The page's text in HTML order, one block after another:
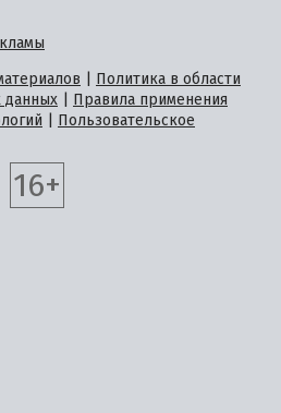
Политика в области
данных
Правила применения
Пользовательское
16+